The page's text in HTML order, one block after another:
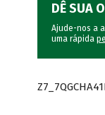
DÊ SUA
Ajude-nos a
uma rápida